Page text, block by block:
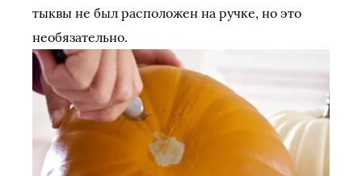
тыквы не был расположен на ручке, но это
необязательно.